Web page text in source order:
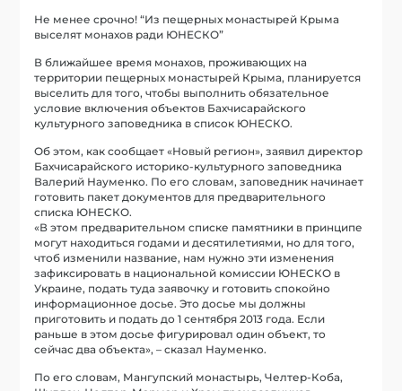
Не менее срочно! “Из пещерных монастырей Крыма
выселят монахов ради ЮНЕСКО”
В ближайшее время монахов, проживающих на
территории пещерных монастырей Крыма, планируется
выселить для того, чтобы выполнить обязательное
условие включения объектов Бахчисарайского
культурного заповедника в список ЮНЕСКО.
Об этом, как сообщает «Новый регион», заявил директор
Бахчисарайского историко-культурного заповедника
Валерий Науменко. По его словам, заповедник начинает
готовить пакет документов для предварительного
списка ЮНЕСКО.
«В этом предварительном списке памятники в принципе
могут находиться годами и десятилетиями, но для того,
чтоб изменили название, нам нужно эти изменения
зафиксировать в национальной комиссии ЮНЕСКО в
Украине, подать туда заявочку и готовить спокойно
информационное досье. Это досье мы должны
приготовить и подать до 1 сентября 2013 года. Если
раньше в этом досье фигурировал один объект, то
сейчас два объекта», – сказал Науменко.
По его словам, Мангупский монастырь, Челтер-Коба,